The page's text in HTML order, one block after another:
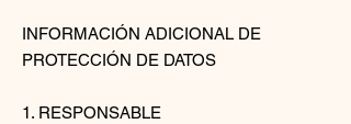
INFORMACIÓN ADICIONAL DE
PROTECCIÓN DE DATOS
1. RESPONSABLE